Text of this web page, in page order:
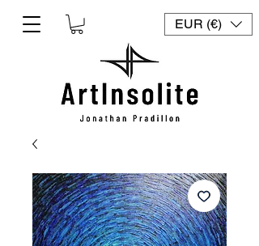
EUR (€)